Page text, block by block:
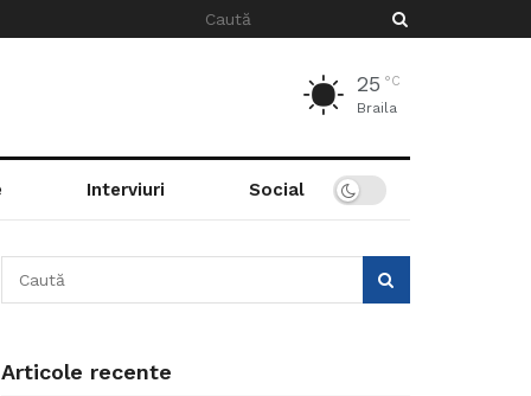
25 °C
Braila
Interviuri Social
Articole recente